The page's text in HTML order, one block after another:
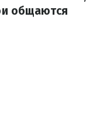
общаются